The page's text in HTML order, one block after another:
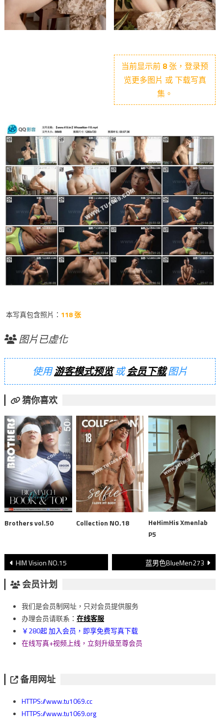
当前显示前 8 张，登录预
览更多图片 或 下载写真
集。
本写真包含照片： 118 张
图片已虚化
使用游客模式预览或会员下载图片
猜你喜欢
Brothers vol.50 Collection NO.18
HeHimHis Xmenlab
P5
文
章
導
覽
HIM Vision NO.15 蓝男色BlueMen273
会员计划
我们是会员制网址，只对会员提供服务
办理会员请联系： 在线客服
￥280起 加入会员，即享免费写真下载
在线写真+视频上线，立刻升级至尊会员
备用网址
HTTPS://www.tu1069.cc
HTTPS://www.tu1069.org